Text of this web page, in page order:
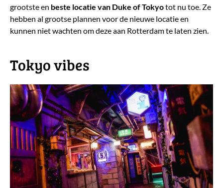
grootste en beste locatie van Duke of Tokyotot nu toe. Ze
hebben al grootse plannen voor de nieuwe locatie en
kunnen niet wachten om deze aan Rotterdam te laten zien.
​Tokyo vibes